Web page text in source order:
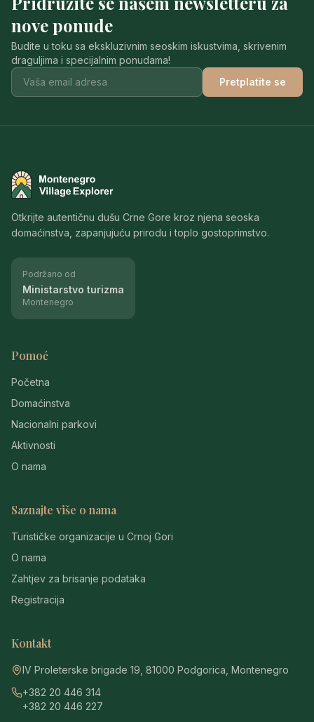
nove ponude
Budite u toku sa ekskluzivnim seoskim iskustvima, skrivenim
draguljima i specijalnim ponudama!
Pretplatite se
Montenegro Village Explorer
Otkrijte autentičnu dušu Crne Gore kroz njena seoska
domaćinstva, zapanjujuću prirodu i toplo gostoprimstvo.
Podržano od
Ministarstvo turizma
Montenegro
Pomoć
Početna
Domaćinstva
Nacionalni parkovi
Aktivnosti
O nama
Saznajte više o nama
Turističke organizacije u Crnoj Gori
O nama
Zahtjev za brisanje podataka
Registracija
Kontakt
IV Proleterske brigade 19, 81000 Podgorica, Montenegro
+382 20 446 314
+382 20 446 227